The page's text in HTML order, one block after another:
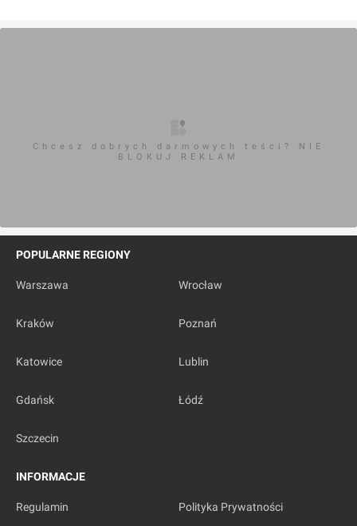
Chcesz dobrych darmowych teści? NIE
BLOKUJ REKLAM
POPULARNE REGIONY
Warszawa Wrocław
Kraków Poznań
Katowice Lublin
Gdańsk Łódź
Szczecin
INFORMACJE
Regulamin Polityka Prywatności